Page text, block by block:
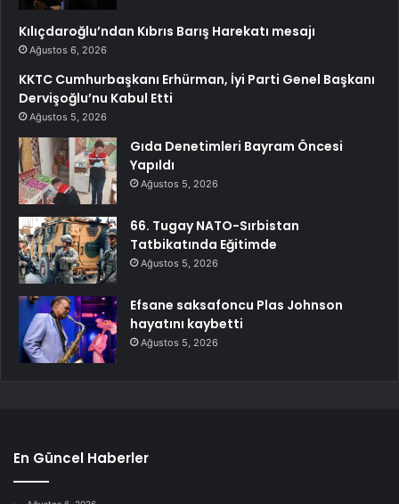
Kılıçdaroğlu’ndan Kıbrıs Barış Harekatı mesajı
Ağustos 6, 2026
KKTC Cumhurbaşkanı Erhürman, İyi Parti Genel Başkanı
Dervişoğlu’nu Kabul Etti
Ağustos 5, 2026
Gıda Denetimleri Bayram Öncesi
Yapıldı
Ağustos 5, 2026
66. Tugay NATO-Sırbistan
Tatbikatında Eğitimde
Ağustos 5, 2026
Efsane saksafoncu Plas Johnson
hayatını kaybetti
Ağustos 5, 2026
En Güncel Haberler